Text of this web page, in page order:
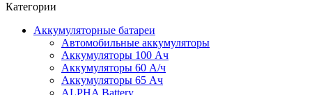
Категории
Аккумуляторные батареи
Автомобильные аккумуляторы
Аккумуляторы 100 Ач
Аккумуляторы 60 А/ч
Аккумуляторы 65 Ач
ALPHA Battery